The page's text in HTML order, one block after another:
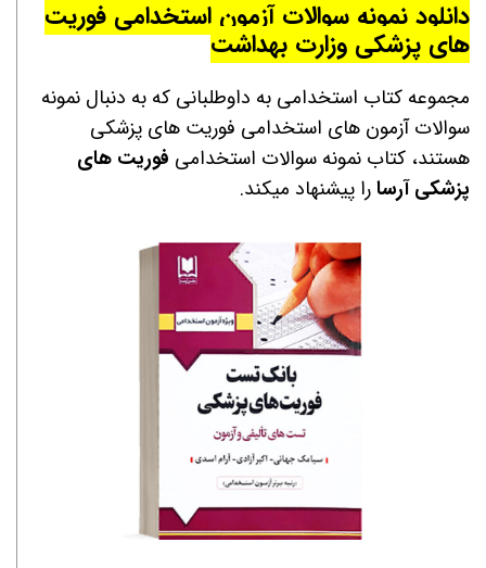
دانلود نمونه سوالات آزمون استخدامی فوریت
های پزشکی وزارت بهداشت
مجموعه کتاب استخدامی به داوطلبانی که به دنبال نمونه
سوالات آزمون های استخدامی فوریت های پزشکی
هستند، کتاب نمونه سوالات استخدامی فوریت های
پزشکیآرسارا پیشنهاد میکند.